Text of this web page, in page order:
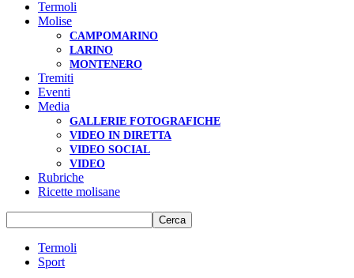
Termoli
Molise
CAMPOMARINO
LARINO
MONTENERO
Tremiti
Eventi
Media
GALLERIE FOTOGRAFICHE
VIDEO IN DIRETTA
VIDEO SOCIAL
VIDEO
Rubriche
Ricette molisane
Termoli
Sport